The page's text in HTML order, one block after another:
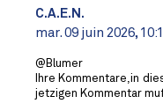
C.A.E.N.
mar. 09 juin 2026,
@Blumer
Ihre Kommentare,in
jetzigen Kommentar